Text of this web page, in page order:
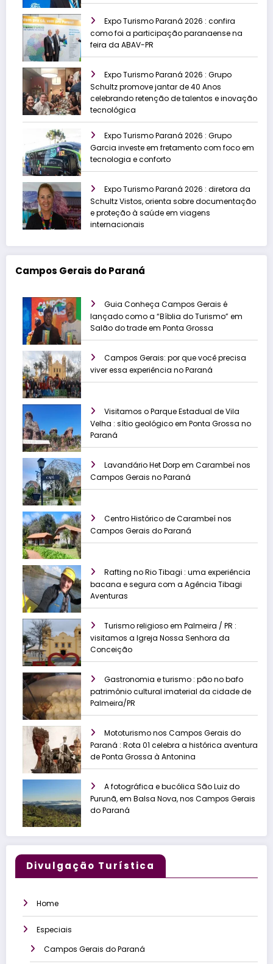
Expo Turismo Paraná 2026 : confira
como foi a participação paranaense na
feira da ABAV-PR
Expo Turismo Paraná 2026 : Grupo
Schultz promove jantar de 40 Anos
celebrando retenção de talentos e inovação
tecnológica
Expo Turismo Paraná 2026 : Grupo
Garcia investe em fretamento com foco em
tecnologia e conforto
Expo Turismo Paraná 2026 : diretora da
Schultz Vistos, orienta sobre documentação
e proteção à saúde em viagens
internacionais
Campos Gerais do Paraná
Guia Conheça Campos Gerais é
lançado como a “Bíblia do Turismo” em
Salão do trade em Ponta Grossa
Campos Gerais: por que você precisa
viver essa experiência no Paraná
Visitamos o Parque Estadual de Vila
Velha : sítio geológico em Ponta Grossa no
Paraná
Lavandário Het Dorp em Carambeí nos
Campos Gerais no Paraná
Centro Histórico de Carambeí nos
Campos Gerais do Paraná
Rafting no Rio Tibagi : uma experiência
bacana e segura com a Agência Tibagi
Aventuras
Turismo religioso em Palmeira / PR :
visitamos a Igreja Nossa Senhora da
Conceição
Gastronomia e turismo : pão no bafo
patrimônio cultural imaterial da cidade de
Palmeira/PR
Mototurismo nos Campos Gerais do
Paraná : Rota 01 celebra a histórica aventura
de Ponta Grossa à Antonina
A fotográfica e bucólica São Luiz do
Purunã, em Balsa Nova, nos Campos Gerais
do Paraná
Divulgação Turística
Home
Especiais
Campos Gerais do Paraná